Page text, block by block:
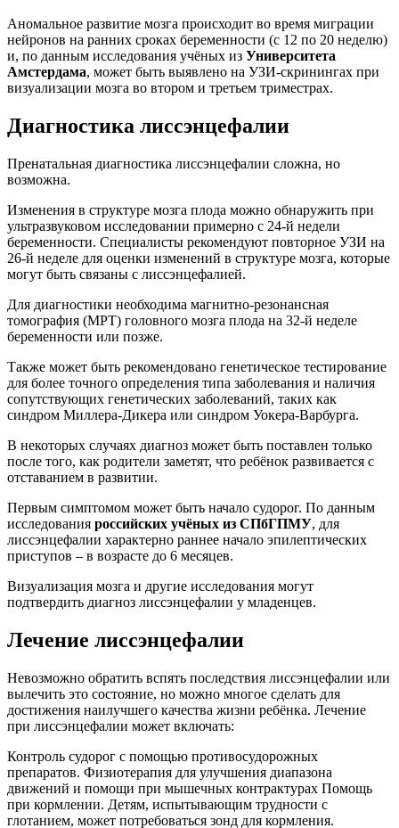
Аномальное развитие мозга происходит во время миграции
нейронов на ранних сроках беременности (с 12 по 20 неделю)
и, по данным исследования учёных из Университета
Амстердама, может быть выявлено на УЗИ-скринингах при
визуализации мозга во втором и третьем триместрах.
Диагностика лиссэнцефалии
Пренатальная диагностика лиссэнцефалии сложна, но
возможна.
Изменения в структуре мозга плода можно обнаружить при
ультразвуковом исследовании примерно с 24-й недели
беременности. Специалисты рекомендуют повторное УЗИ на
26-й неделе для оценки изменений в структуре мозга, которые
могут быть связаны с лиссэнцефалией.
Для диагностики необходима магнитно-резонансная
томография (МРТ) головного мозга плода на 32-й неделе
беременности или позже.
Также может быть рекомендовано генетическое тестирование
для более точного определения типа заболевания и наличия
сопутствующих генетических заболеваний, таких как
синдром Миллера-Дикера или синдром Уокера-Варбурга.
В некоторых случаях диагноз может быть поставлен только
после того, как родители заметят, что ребёнок развивается с
отставанием в развитии.
Первым симптомом может быть начало судорог. По данным
исследования российских учёных из СПбГПМУ, для
лиссэнцефалии характерно раннее начало эпилептических
приступов – в возрасте до 6 месяцев.
Визуализация мозга и другие исследования могут
подтвердить диагноз лиссэнцефалии у младенцев.
Лечение лиссэнцефалии
Невозможно обратить вспять последствия лиссэнцефалии или
вылечить это состояние, но можно многое сделать для
достижения наилучшего качества жизни ребёнка. Лечение
при лиссэнцефалии может включать:
Контроль судорог с помощью противосудорожных
препаратов. Физиотерапия для улучшения диапазона
движений и помощи при мышечных контрактурах Помощь
при кормлении. Детям, испытывающим трудности с
глотанием, может потребоваться зонд для кормления.